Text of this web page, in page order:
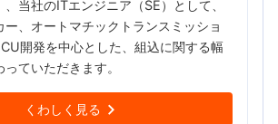
当社のITエンジニア（SE）として、
ー、オートマチックトランスミッショ
開発を中心とした、組込に関する幅
ていただきます。
くわしく見る